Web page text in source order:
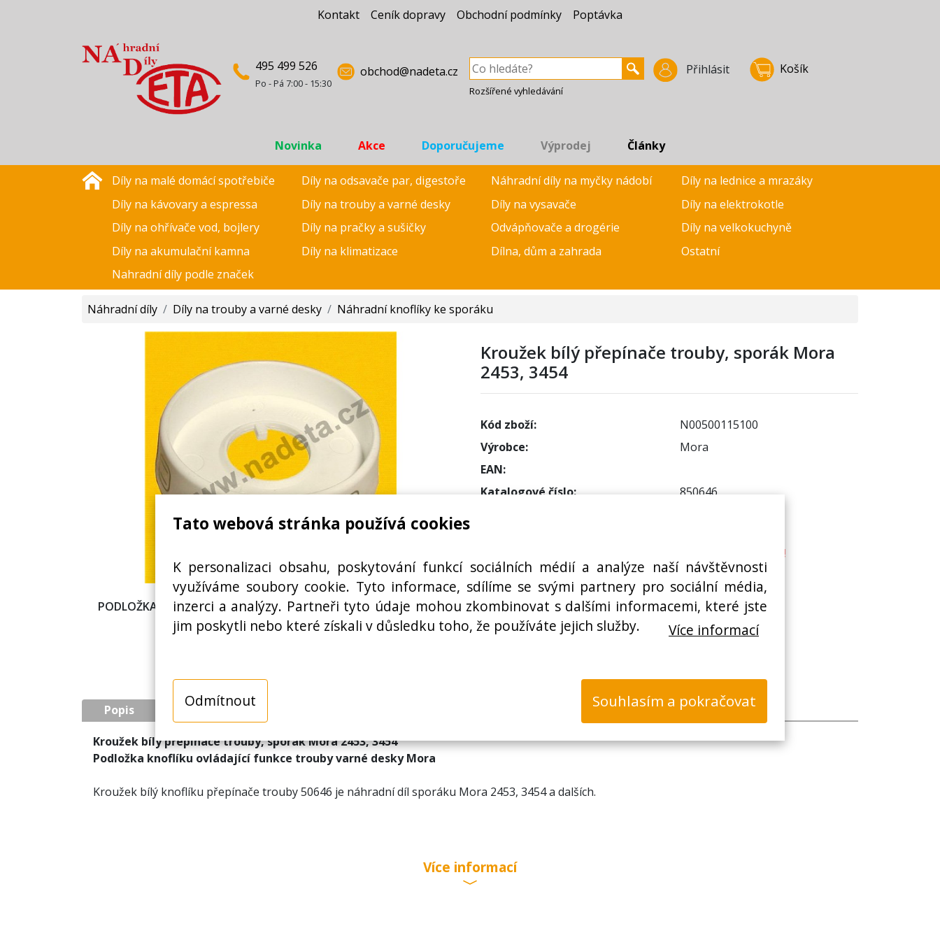
Tato webová stránka používá cookies
K personalizaci obsahu, poskytování funkcí sociálních médií a analýze naší návštěvnosti
využíváme soubory cookie. Tyto informace, sdílíme se svými partnery pro sociální média,
inzerci a analýzy. Partneři tyto údaje mohou zkombinovat s dalšími informacemi, které jste
jim poskytli nebo které získali v důsledku toho, že používáte jejich služby.
Více informací
Souhlasím a pokračovat
Odmítnout
Kontakt Ceník dopravy Obchodní podmínky Poptávka
495 499 526
Po - Pá 7:00 - 15:30
obchod@nadeta.cz Přihlásit Košík
Rozšířené vyhledávání
Novinka Akce Doporučujeme Výprodej Články
Díly na malé domácí spotřebiče Díly na odsavače par, digestoře Náhradní díly na myčky nádobí
Díly na lednice a mrazáky
Díly na kávovary a espressa
Díly na trouby a varné desky Díly na vysavače
Díly na elektrokotle
Díly na ohřívače vod, bojlery
Díly na pračky a sušičky Odvápňovače a drogérie
Díly na velkokuchyně
Díly na akumulační kamna
Díly na klimatizace Dílna, dům a zahrada
Ostatní
Nahradní díly podle značek
Náhradní díly / Díly na trouby a varné desky / Náhradní knoflíky ke sporáku
PODLOŽKA KNOFLÍKU OVLÁDAJÍCÍ FUNKCE TROUBY VARNÉ DESKY
MORA
Kroužek bílý přepínače trouby, sporák Mora
2453, 3454
Kód zboží:
N00500115100
Výrobce:
Mora
EAN:
Katalogové číslo:
850646
! Termín na dotaz !
Externí sklad:
není skladem
Popis
Kroužek bílý přepínače trouby, sporák Mora 2453, 3454
Podložka knoflíku ovládající funkce trouby varné desky Mora
Kroužek bílý knoflíku přepínače trouby 50646 je náhradní díl sporáku Mora 2453, 3454 a dalších.
Více informací